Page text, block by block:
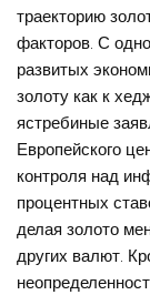
траекторию
факторов. С
развитых
золоту как к
ястребиные
Европейского
контроля над
процентных
делая золото
других валют.